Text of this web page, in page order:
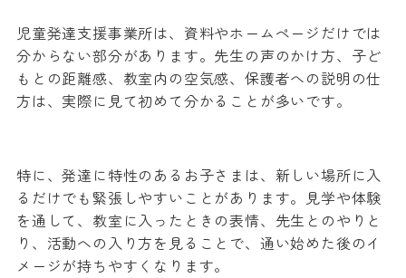
児童発達支援事業所は、資料やホームページだけでは
分からない部分があります。先生の声のかけ方、子ど
もとの距離感、教室内の空気感、保護者への説明の仕
方は、実際に見て初めて分かることが多いです。
特に、発達に特性のあるお子さまは、新しい場所に入
るだけでも緊張しやすいことがあります。見学や体験
を通して、教室に入ったときの表情、先生とのやりと
り、活動への入り方を見ることで、通い始めた後のイ
メージが持ちやすくなります。